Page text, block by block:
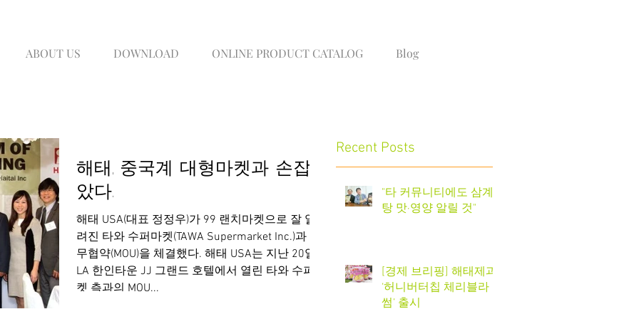
ABOUT US DOWNLOAD ONLINE PRODUCT CATALOG Blog
해태, 중국계 대형마켓과 손잡
았다.
해태 USA(대표 정정우)가 99 랜치마켓으로 잘 알
려진 타와 수퍼마켓(TAWA Supermarket Inc.)과 업
무협약(MOU)을 체결했다. 해태 USA는 지난 20일,
LA 한인타운 JJ 그랜드 호텔에서 열린 타와 수퍼마
켓 측과의 MOU...
Recent Posts
"타 커뮤니티에도 삼계
탕 맛·영양 알릴 것"
[경제 브리핑] 해태제과
‘허니버터칩 체리블라
썸’ 출시